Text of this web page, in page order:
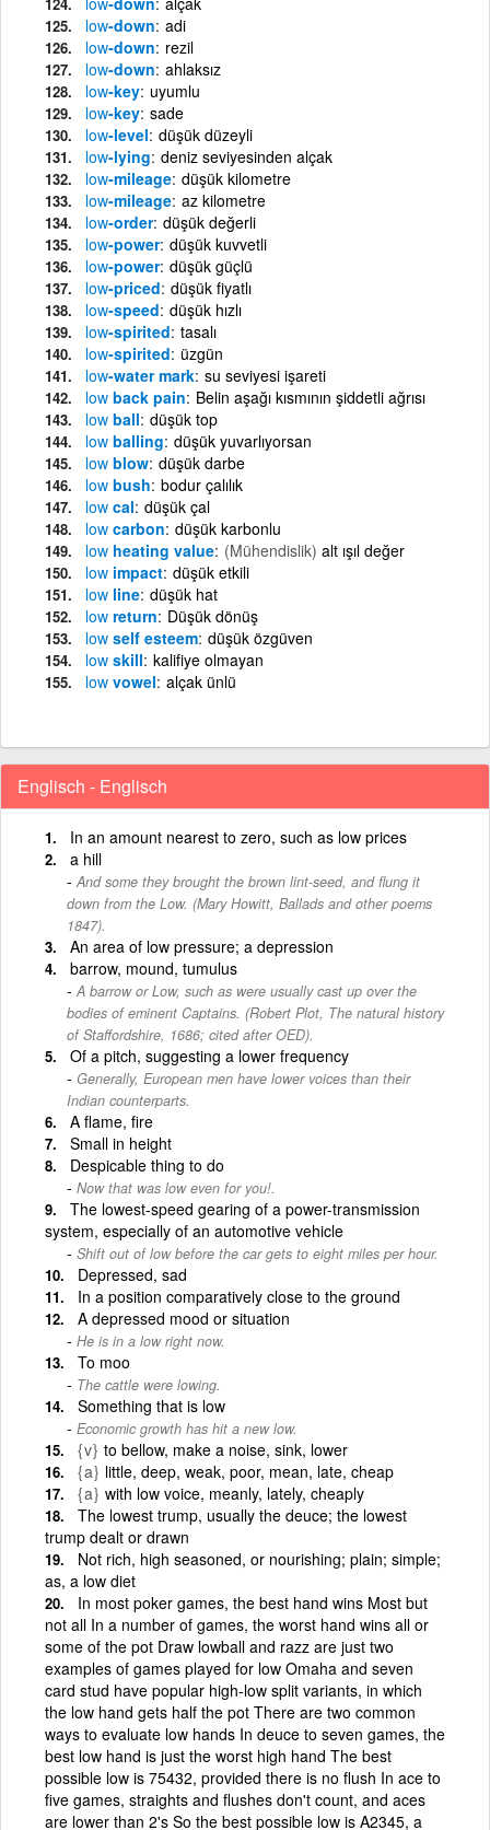
low-down adi
low-down rezil
low-down ahlaksız
low-key uyumlu
low-key sade
low-level düşük düzeyli
low-lying deniz seviyesinden alçak
low-mileage düşük kilometre
low-mileage az kilometre
low-order düşük değerli
low-power düşük kuvvetli
low-power düşük güçlü
low-priced düşük fiyatlı
low-speed düşük hızlı
low-spirited tasalı
low-spirited üzgün
low-water mark su seviyesi işareti
low back pain Belin aşağı kısmının şiddetli ağrısı
low ball düşük top
low balling düşük yuvarlıyorsan
low blow düşük darbe
low bush bodur çalılık
low cal düşük çal
low carbon düşük karbonlu
low heating value (Mühendislik) alt ışıl değer
low impact düşük etkili
low line düşük hat
low return Düşük dönüş
low self esteem düşük özgüven
low skill kalifiye olmayan
low vowel alçak ünlü
Englisch - Englisch
In an amount nearest to zero, such as low prices
a hill
And some they brought the brown lint-seed, and flung it
down from the Low. (Mary Howitt, Ballads and other poems
1847).
An area of low pressure; a depression
barrow, mound, tumulus
A barrow or Low, such as were usually cast up over the
bodies of eminent Captains. (Robert Plot, The natural history
of Staffordshire, 1686; cited after OED).
Of a pitch, suggesting a lower frequency
Generally, European men have lower voices than their
Indian counterparts.
A flame, fire
Small in height
Despicable thing to do
Now that was low even for you!.
The lowest-speed gearing of a power-transmission
system, especially of an automotive vehicle
Shift out of low before the car gets to eight miles per hour.
Depressed, sad
In a position comparatively close to the ground
A depressed mood or situation
He is in a low right now.
To moo
The cattle were lowing.
Something that is low
Economic growth has hit a new low.
{v} to bellow, make a noise, sink, lower
{a} little, deep, weak, poor, mean, late, cheap
{a} with low voice, meanly, lately, cheaply
The lowest trump, usually the deuce; the lowest
trump dealt or drawn
Not rich, high seasoned, or nourishing; plain; simple;
as, a low diet
In most poker games, the best hand wins Most but
not all In a number of games, the worst hand wins all or
some of the pot Draw lowball and razz are just two
examples of games played for low Omaha and seven
card stud have popular high-low split variants, in which
the low hand gets half the pot There are two common
ways to evaluate low hands In deuce to seven games, the
best low hand is just the worst high hand The best
possible low is 75432, provided there is no flush In ace to
five games, straights and flushes don't count, and aces
are lower than 2's So the best possible low is A2345, a